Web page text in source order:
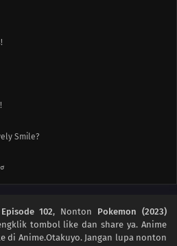
Smile?
102, Nonton Pokemon (2023)
tombol like dan share ya. Anime
di Anime.Otakuyo. Jangan lupa nonton